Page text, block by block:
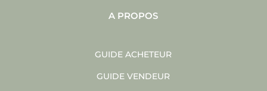
A PROPOS
GUIDE ACHETEUR
GUIDE VENDEUR